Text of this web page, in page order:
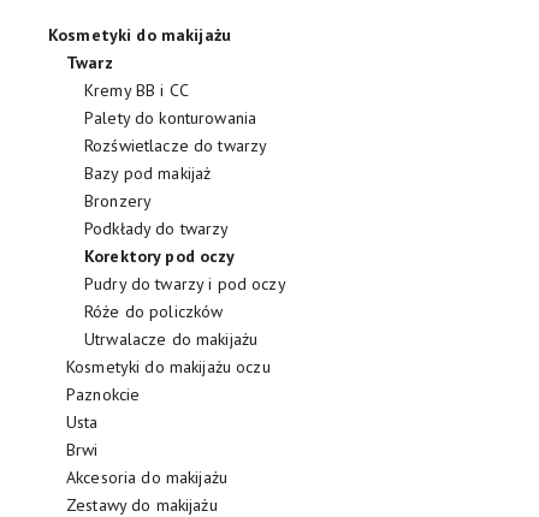
Kosmetyki do makijażu
Twarz
Kremy BB i CC
Palety do konturowania
Rozświetlacze do twarzy
Bazy pod makijaż
Bronzery
Podkłady do twarzy
Korektory pod oczy
Pudry do twarzy i pod oczy
Róże do policzków
Utrwalacze do makijażu
Kosmetyki do makijażu oczu
Paznokcie
Usta
Brwi
Akcesoria do makijażu
Zestawy do makijażu